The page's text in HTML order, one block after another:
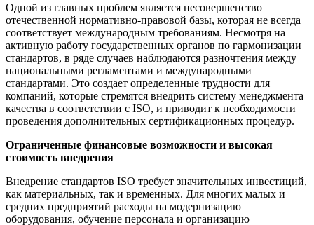
Одной из главных проблем является несовершенство
отечественной нормативно-правовой базы, которая не всегда
соответствует международным требованиям. Несмотря на
активную работу государственных органов по гармонизации
стандартов, в ряде случаев наблюдаются разночтения между
национальными регламентами и международными
стандартами. Это создает определенные трудности для
компаний, которые стремятся внедрить систему менеджмента
качества в соответствии с ISO, и приводит к необходимости
проведения дополнительных сертификационных процедур.
Ограниченные финансовые возможности и высокая
стоимость внедрения
Внедрение стандартов ISO требует значительных инвестиций,
как материальных, так и временных. Для многих малых и
средних предприятий расходы на модернизацию
оборудования, обучение персонала и организацию